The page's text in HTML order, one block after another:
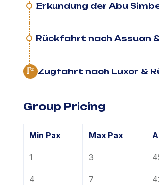
Erkundung der Abu
Rückfahrt nach Assuan
Zugfahrt nach Luxor &
Group Pricing
Min Pax Max Pax
1 3
4 7